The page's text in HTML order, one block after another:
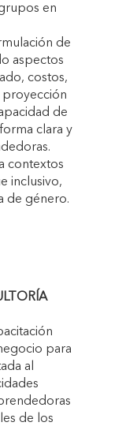
en
de
aspectos
costos,
proyección
de
clara y
contextos
inclusivo,
de género.
para
al
de los